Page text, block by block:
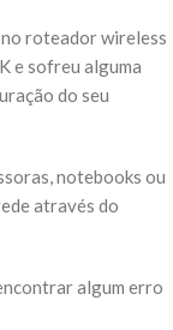
roteador wireless
e sofreu alguma
do seu
notebooks ou
através do
algum erro